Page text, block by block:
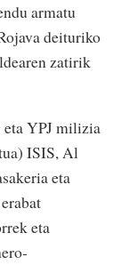
armatu
deituriko
zatirik
YPJ milizia
ISIS, Al
eta
eta